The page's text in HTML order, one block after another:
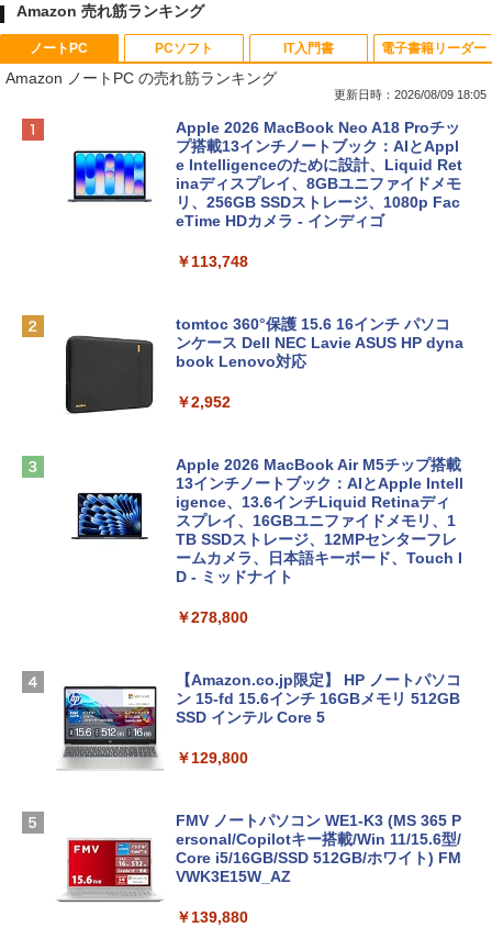
Amazon 売れ筋ランキング
ノートPC
Amazon ノートPC の売れ筋ランキング
更新日時：2026/08/09 18:05
Apple 2026 MacBook Neo A18 Proチッ
プ搭載13インチノートブック：AIとAppl
e Intelligenceのために設計、Liquid Ret
inaディスプレイ、8GBユニファイドメモ
リ、256GB SSDストレージ、1080p Fac
eTime HDカメラ - インディゴ
￥113,748
tomtoc 360°保護 15.6 16インチ パソコ
ンケース Dell NEC Lavie ASUS HP dyna
book Lenovo対応
￥2,952
Apple 2026 MacBook Air M5チップ搭載
13インチノートブック：AIとApple Intell
igence、13.6インチLiquid Retinaディ
スプレイ、16GBユニファイドメモリ、1
TB SSDストレージ、12MPセンターフレ
ームカメラ、日本語キーボード、Touch I
D - ミッドナイト
￥278,800
【Amazon.co.jp限定】 HP ノートパソコ
ン 15-fd 15.6インチ 16GBメモリ 512GB
SSD インテル Core 5
￥129,800
FMV ノートパソコン WE1-K3 (MS 365 P
ersonal/Copilotキー搭載/Win 11/15.6型/
Core i5/16GB/SSD 512GB/ホワイト) FM
VWK3E15W_AZ
￥139,880
PCソフト IT入門書 電子書籍リーダー